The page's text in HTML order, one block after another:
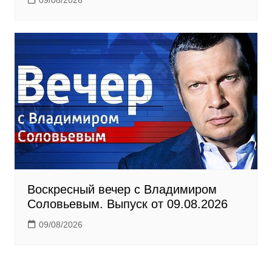
Воскресный вечер с Владимиром
Соловьевым. Выпуск от 09.08.2026
09/08/2026